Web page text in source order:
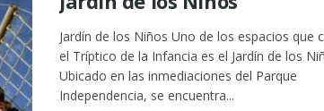
Jardín de los Niños Uno de los espacios que
el Tríptico de la Infancia es el Jardín de los
Ubicado en las inmediaciones del Parque
Independencia, se encuentra...